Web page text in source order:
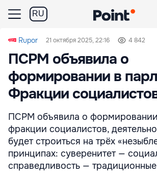
RU
Rupor 21 октября 2025, 22:16 4 842
ПСРМ объявила о
формировании в
Фракции
ПСРМ объявила о
фракции социалистов,
будет строиться на трёх
принципах: суверенитет —
справедливость —